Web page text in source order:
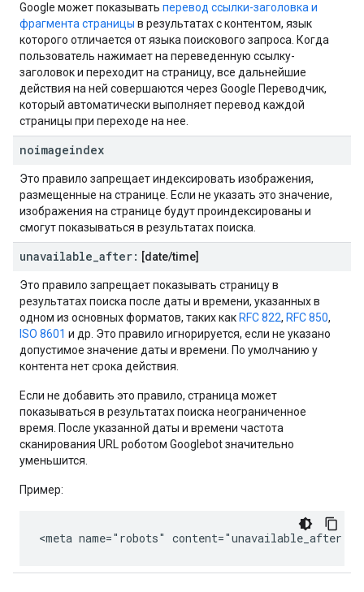
Google может показывать перевод ссылки-заголовка и
фрагмента страницы в результатах с контентом, язык
которого отличается от языка поискового запроса. Когда
пользователь нажимает на переведенную ссылку-
заголовок и переходит на страницу, все дальнейшие
действия на ней совершаются через Google Переводчик,
который автоматически выполняет перевод каждой
страницы при переходе на нее.
noimageindex
Это правило запрещает индексировать изображения,
размещенные на странице. Если не указать это значение,
изображения на странице будут проиндексированы и
смогут показываться в результатах поиска.
unavailable after: [date/time]
Это правило запрещает показывать страницу в
результатах поиска после даты и времени, указанных в
одном из основных форматов, таких как RFC 822, RFC 850,
ISO 8601 и др. Это правило игнорируется, если не указано
допустимое значение даты и времени. По умолчанию у
контента нет срока действия.
Если не добавить это правило, страница может
показываться в результатах поиска неограниченное
время. После указанной даты и времени частота
сканирования URL роботом Googlebot значительно
уменьшится.
Пример:
<meta name="robots" content="unavailable_after: